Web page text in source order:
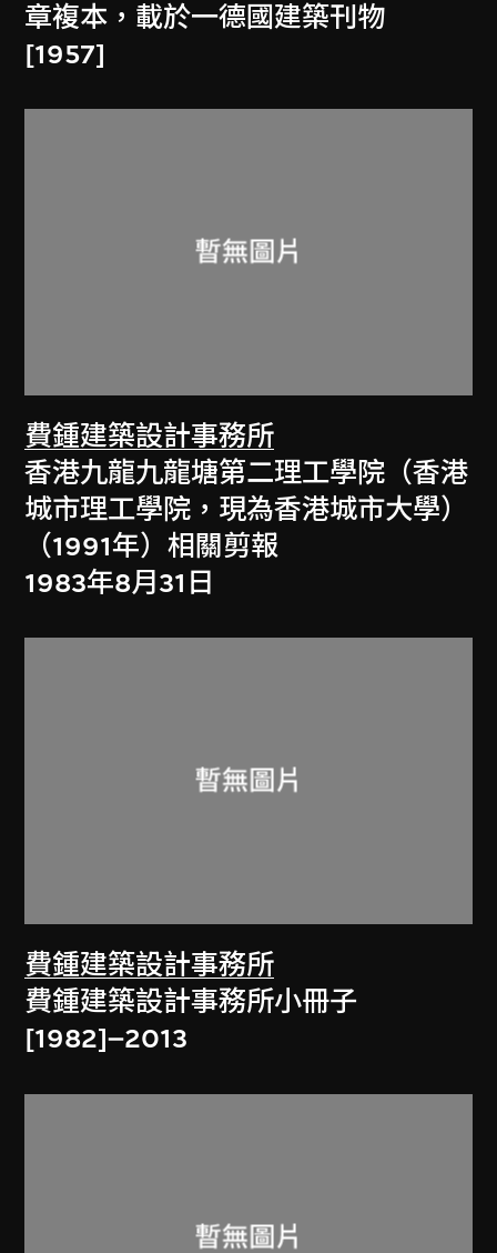
章複本，載於一德國建築刊物
[1957]
費鍾建築設計事務所
香港九龍九龍塘第二理工學院（香港
城市理工學院，現為香港城市大學）
（1991年）相關剪報
1983年8月31日
費鍾建築設計事務所
費鍾建築設計事務所小冊子
[1982]–2013